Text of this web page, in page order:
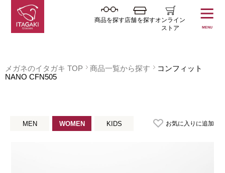
商品を探す店舗を探すオンライン
ストア
MENU
メガネのイタガキ TOP 商品一覧から探す
コンフィット
NANO CFN505
MEN WOMEN KIDS お気に入りに追加